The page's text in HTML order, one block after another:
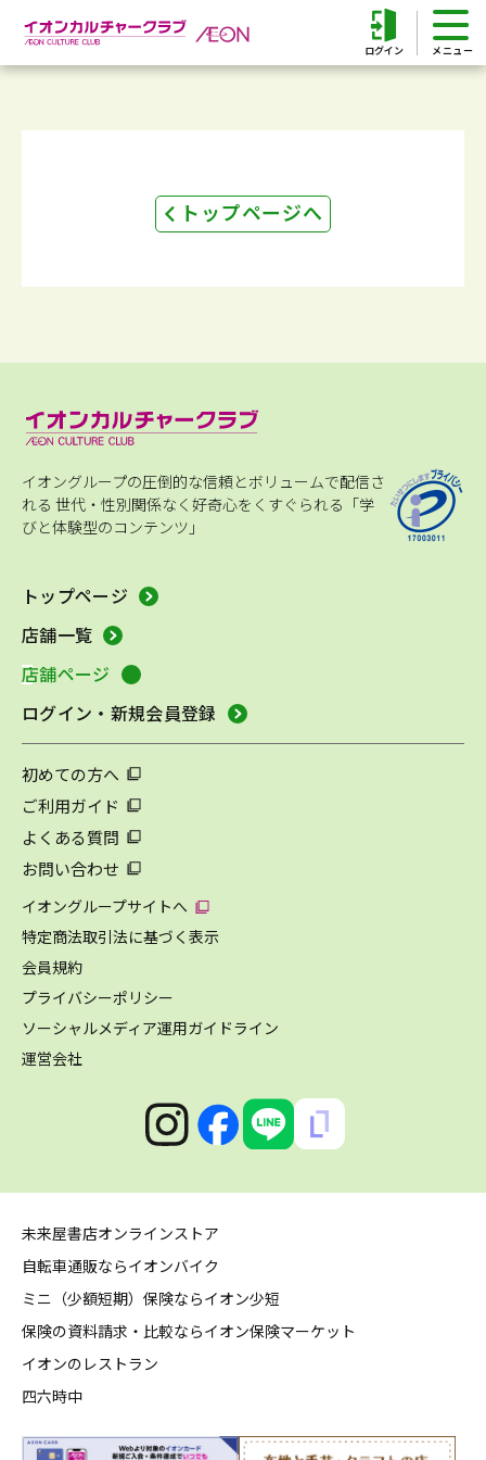
ログイン
トップページへ
イオングループの圧倒的な信頼とボリュームで配信さ
れる 世代・性別関係なく好奇心をくすぐられる「学
びと体験型のコンテンツ」
トップページ
店舗一覧
店舗ページ
ログイン・新規会員登録
初めての方へ
ご利用ガイド
よくある質問
お問い合わせ
イオングループサイトへ
特定商法取引法に基づく表示
会員規約
プライバシーポリシー
ソーシャルメディア運用ガイドライン
運営会社
未来屋書店オンラインストア
自転車通販ならイオンバイク
ミニ（少額短期）保険ならイオン少短
保険の資料請求・比較ならイオン保険マーケット
イオンのレストラン
四六時中